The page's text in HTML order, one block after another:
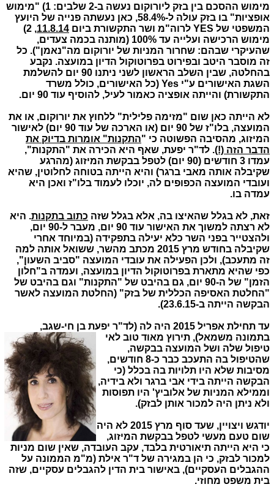
מימוש ההסכם בין בזק ליורוקום נעשה ב-2 שלבים: 1) "מימוש
אופציות" בו בזק עולה ל-58.4%, כאן נעשתה פנייה של היועץ
המשפטי של YES לרוה"מ ושר התקשורת ביום
11.8.14
, 2)
מימוש הרכישה ועלייה עד 100% (מותנה בכמה צעדים,
שהעיקרי שבהם: שחרור המניות של יורוקום מה"נאמן"). כל
זה מוסבר היטב ובפירוט בפרוטוקול הדיון במועצה. נקבע
בהחלטה, שבין השלב הראשון לשני ניתנו 90 יום להשלמת
השגת האישורים ע"י Yes (כל האישורים, כולל משרד
התקשורת) והייתה אופציה כאמור לעיל, להוסיף עוד 90 יום.
לא הייתה כאן שום "מזימה פלילית" ללחוץ את יורוקום, או את
המועצה, בלו"ז של 90 יום (או הארכה של עוד 90 יום) לאישור
המיזוג, מהסיבה הפשוטה כי "התקנות" אומרות בדיוק את
הדבר הזה (!). לד"ר יפעת, שאף היא הכירה את "התקנות",
עמדו 3 חודשים (90 יום) לטפל בבקשת המיזוג (מהרגע
שקיבלה אותה מאבי ברגר) והיא הייתה בטוחה לחלוטין, שהיא
ועובדי המועצה הכפופים לה, יוכלו לעמוד בלו"ז ואכן היא
עמדה בו.
זאת, לא בגלל שהאיצו בה, אלא בגלל שזה כתוב בתקנות. היא
לא רצתה למשוך את האישור עוד 90 יום, מעבר ל-90 יום,
ולהצטייר בפני השר כלא יעילה בתפקידה (במיוחד אחרי
שקיבלה בחודש מרץ 2015 מכתב מהשר, ששואל אותה למה
זה מתעכב), ולכן הפעילה את עובדי המועצה "סביב השעון",
כפי שהיא מתארת בפרוטוקול הדיון במועצה, ועמדה ב"חלון
הזמן" של ה-90 יום, גם בהיבט של "התקנות" וגם בהיבט של
"החלטת האסיפה הכללית של בזק" (החלטת המועצה לאשר
הבקשה הייתה ב-23.6.15).
עד תחילת אפריל 2015 היה לה (לד"ר יפעת בן
חי-שגב,
בתמונה משמאל), תירוץ מאוד טוב לאי
טיפול שלה ושל המועצה בבקשה,
שהטיפול בה התעכב כבר כ-8 חודשים,
מסיבות שלא היו תלויות בה בכלל (כי
הבקשה הייתה בידי אבי ברגר ולא בידיה,
וממילא המניות של אלוביץ' היו תפוסות
ולא ניתן היה למכור אותן לבזק).
יודגש ויצויין, שעד סוף מרץ 2015 לא היה
שום טעם מעשי לטפל בבקשת המיזוג,
כי היא הייתה תיאורטית בלבד, עקב העובדה, שאין שום מניות
למכור לבזק, כי הן במגירה של ד"ר אילת (מ"מ הממונה על
ההגבלים העסקיים), באישור בית הדין להגבלים עסקיים, שזה
בית משפט מחוזי.